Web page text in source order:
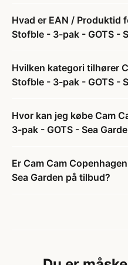
Hvad er EAN / Produktid
Stofble - 3-pak - GOTS -
Hvilken kategori tilhører
Stofble - 3-pak - GOTS -
Hvor kan jeg købe Cam
3-pak - GOTS - Sea
Er Cam Cam
Sea Garden på tilbud?